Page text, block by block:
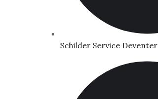
Schilder Service Deventer